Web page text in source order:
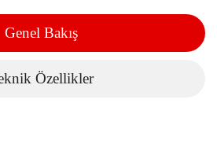
Genel Bakış
Özellikler